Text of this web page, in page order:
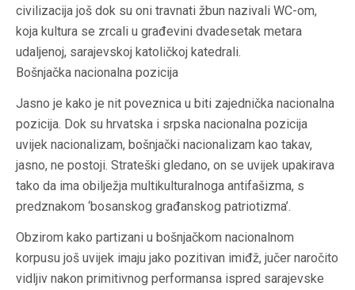
civilizacija još dok su oni travnati žbun nazivali WC-om,
koja kultura se zrcali u građevini dvadesetak metara
udaljenoj, sarajevskoj katoličkoj katedrali.
Bošnjačka nacionalna pozicija
Jasno je kako je nit poveznica u biti zajednička nacionalna
pozicija. Dok su hrvatska i srpska nacionalna pozicija
uvijek nacionalizam, bošnjački nacionalizam kao takav,
jasno, ne postoji. Strateški gledano, on se uvijek upakirava
tako da ima obilježja multikulturalnoga antifašizma, s
predznakom ‘bosanskog građanskog patriotizma’.
Obzirom kako partizani u bošnjačkom nacionalnom
korpusu još uvijek imaju jako pozitivan imiđž, jučer naročito
vidljiv nakon primitivnog performansa ispred sarajevske